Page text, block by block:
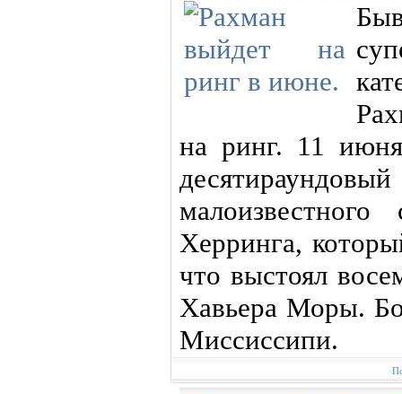
на ринг. 11
малоизвестного
Херринга,
что выстоял
Хавьера Моры.
Миссиссипи.